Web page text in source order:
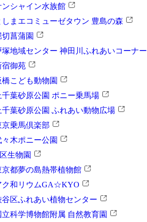
ンシャイン水族館
しまエコミューゼタウン 豊島の森
切菖蒲園
塚地域センター 神田川ふれあいコーナー
宿御苑
橋こども動物園
千葉砂原公園 ポニー乗馬場
千葉砂原公園 ふれあい動物広場
京乗馬倶楽部
々木ポニー公園
生物園
京都夢の島熱帯植物館
ク和リウムGA☆KYO
谷区ふれあい植物センター
立科学博物館附属 自然教育園